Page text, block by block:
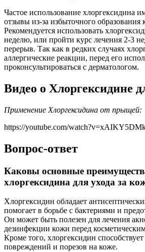
Частое использование хлоргексидина
отзывы из-за избыточного образования
Рекомендуется использовать
неделю, или пройти курс лечения 2-3
перерыв. Так как в редких случаях
аллергические реакции, перед его
проконсультироваться с дерматологом.
Видео о Хлоргексидине
Применение Хлоргексидина от прыщей:
https://youtube.com/
Вопрос-ответ
Каковы основные
хлоргексидина для ухода за
Хлоргексидин обладает
помогает в борьбе с бактериями и
Он может быть полезен для лечения
дезинфекции кожи перед
Кроме того, хлоргексидин
повреждений и порезов на коже.